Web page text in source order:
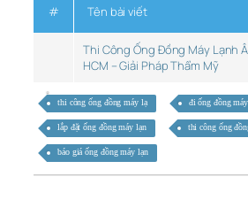
# Tên bài viết
Thi Công Ống Đồng Máy Lạnh
HCM – Giải Pháp Thẩm Mỹ
thi công ống đồng máy lạ đi ống đồng
lắp đặt ống đồng máy lạn thi công ống
báo giá ống đồng máy lạn